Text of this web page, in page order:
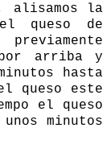
alisamos la
queso de
arriba y
hasta
queso este
el queso
minutos